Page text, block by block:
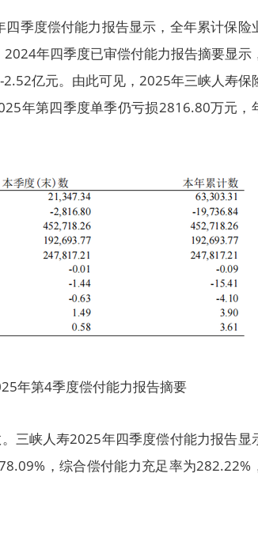
季度偿付能力报告显示，全年累计保险
年四季度已审偿付能力报告摘要显示
亿元。由此可见，2025年三峡人寿保
年第四季度单季仍亏损2816.80万元，
年第4季度偿付能力报告摘要
三峡人寿2025年四季度偿付能力报告显
，综合偿付能力充足率为282.22%